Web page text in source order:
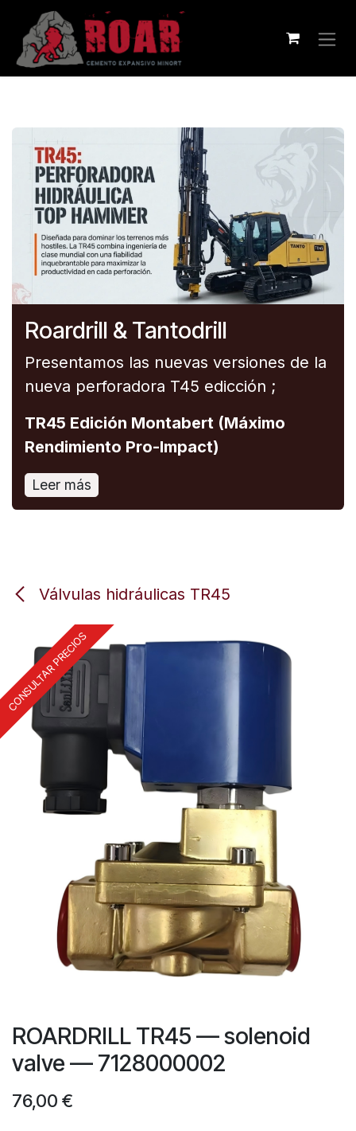
Ir al contenido
Roardrill & Tantodrill
Presentamos las nuevas versiones de la
nueva perforadora T45 edicción ;
TR45 Edición Montabert (Máximo
Rendimiento Pro-Impact)
Leer más
Válvulas hidráulicas TR45
CONSULTAR PRECIOS
ROARDRILL TR45 — solenoid
valve — 7128000002
76,00 €